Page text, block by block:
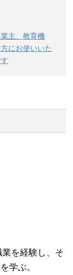
主、教育機
にお使いいた
を経験し、そ
学ぶ。